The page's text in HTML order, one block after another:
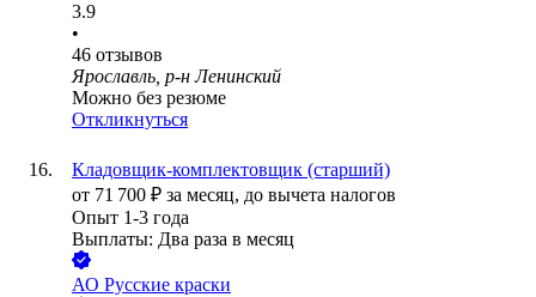
3.9
•
46 отзывов
Ярославль, р-н Ленинский
Можно без резюме
Откликнуться
Кладовщик-комплектовщик (старший)
от 71 700 ₽ за месяц, до вычета налогов
Опыт 1-3 года
Выплаты: Два раза в месяц
АО Русские краски